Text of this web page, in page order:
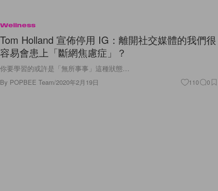
Wellness
Tom Holland 宣佈停用 IG：離開社交媒體的我們很
容易會患上「斷網焦慮症」？
你要學習的或許是「無所事事」這種狀態…
By POPBEE Team/2020年2月19日 110 0